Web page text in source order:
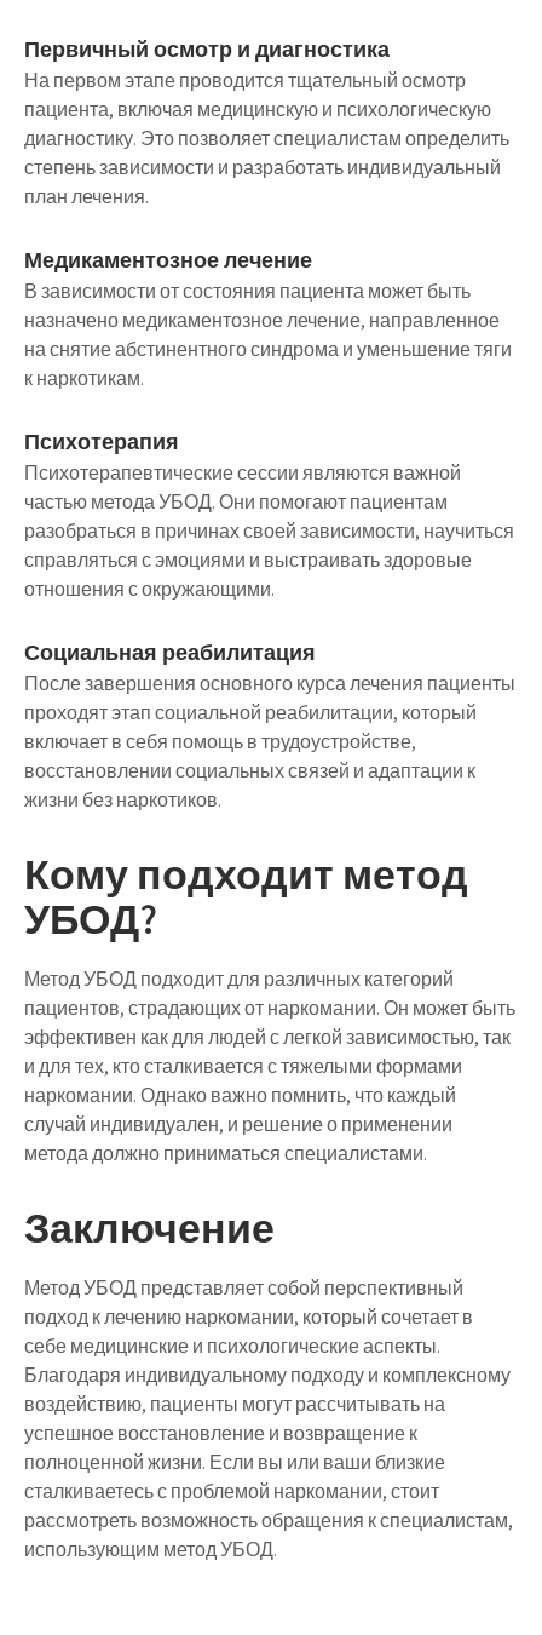
Первичный осмотр и диагностика
На первом этапе проводится тщательный осмотр
пациента, включая медицинскую и психологическую
диагностику. Это позволяет специалистам определить
степень зависимости и разработать индивидуальный
план лечения.
Медикаментозное лечение
В зависимости от состояния пациента может быть
назначено медикаментозное лечение, направленное
на снятие абстинентного синдрома и уменьшение тяги
к наркотикам.
Психотерапия
Психотерапевтические сессии являются важной
частью метода УБОД. Они помогают пациентам
разобраться в причинах своей зависимости, научиться
справляться с эмоциями и выстраивать здоровые
отношения с окружающими.
Социальная реабилитация
После завершения основного курса лечения пациенты
проходят этап социальной реабилитации, который
включает в себя помощь в трудоустройстве,
восстановлении социальных связей и адаптации к
жизни без наркотиков.
Кому подходит метод
УБОД?
Метод УБОД подходит для различных категорий
пациентов, страдающих от наркомании. Он может быть
эффективен как для людей с легкой зависимостью, так
и для тех, кто сталкивается с тяжелыми формами
наркомании. Однако важно помнить, что каждый
случай индивидуален, и решение о применении
метода должно приниматься специалистами.
Заключение
Метод УБОД представляет собой перспективный
подход к лечению наркомании, который сочетает в
себе медицинские и психологические аспекты.
Благодаря индивидуальному подходу и комплексному
воздействию, пациенты могут рассчитывать на
успешное восстановление и возвращение к
полноценной жизни. Если вы или ваши близкие
сталкиваетесь с проблемой наркомании, стоит
рассмотреть возможность обращения к специалистам,
использующим метод УБОД.